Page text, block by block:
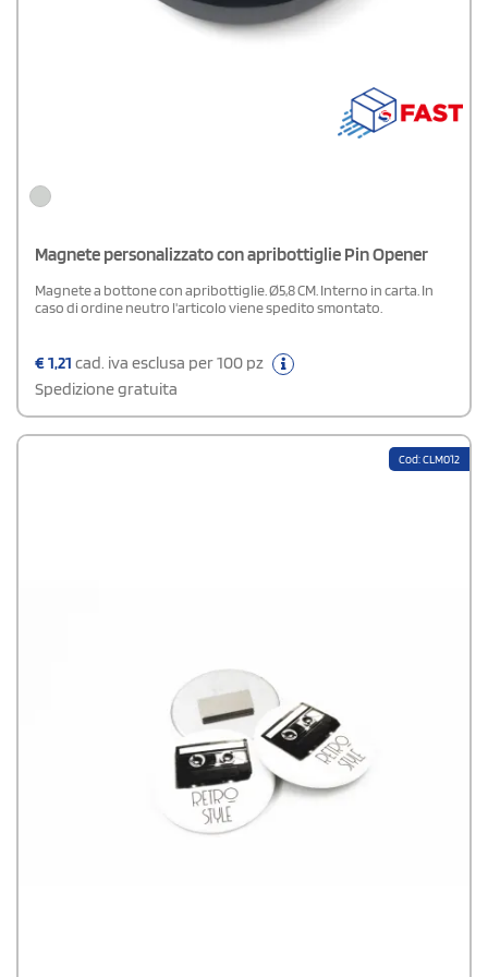
Magnete personalizzato con apribottiglie Pin Opener
Magnete a bottone con apribottiglie. Ø5,8 CM. Interno in carta. In
caso di ordine neutro l'articolo viene spedito smontato.
€1,21 cad. iva esclusa per 100 pz
Spedizione gratuita
Cod: CLM012